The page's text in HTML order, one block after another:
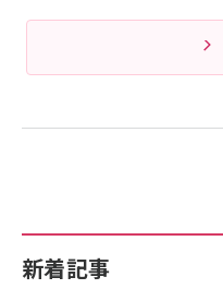
新着記事